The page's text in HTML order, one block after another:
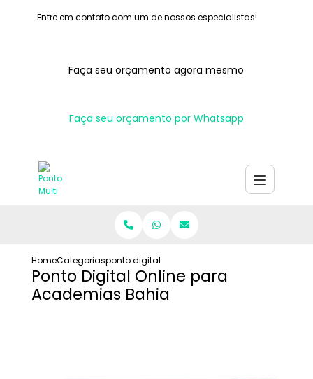
Entre em contato com um de nossos especialistas!
Faça seu orçamento agora mesmo
Faça seu orçamento por Whatsapp
HomeCategoriasponto digital online para academias bahia
Ponto Digital Online para
Academias Bahia